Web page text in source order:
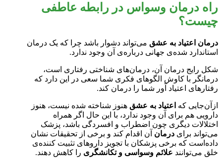
راه درمان وسواس در رابطه عاطفی
چیست؟
درمان اعتیاد به عشق می‌تواند دشوار باشد چرا که یک درمان
استاندارد شده‌ی جهانی درباره‌ی آن وجود ندارد.
شکل رایج درمان آن، درمان‌های شناختی رفتاری است،
درمانگر با کاوش الگوهای فکری شما سعی در این دارد که
رفتارهای اعتیاد آور شما را درمان کند.
ازآن‌جایی که اعتیاد به عشق هنوز شناخته شده نیست، هنوز
دارویی هم برای آن وجود ندارد، با این حال اگر همراه
اختلالات دیگری چون اضطراب و افسردگی باشد، پزشک
می‌تواند برای درمان آن اقدام کند و برخی از تحقیقات نشان
داده‌است که برخی پزشکان با تجویز داروهای تثبیت کننده‌ی
خلق می‌توانند علائم وسواسی و تکانشگری را کاهش دهند.